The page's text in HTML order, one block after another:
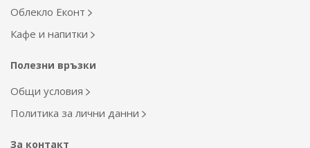
Облекло Еконт
Кафе и напитки
Полезни връзки
Общи условия
Политика за лични данни
За контакт